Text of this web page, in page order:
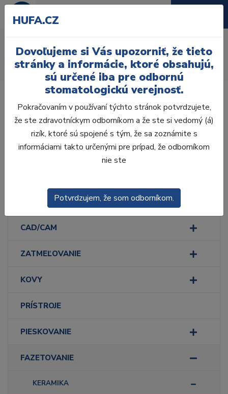
Úvod Laboratórium, Zub. technika
Fazetovanie
Keramika
Vita
Laboratórium, Zub.
technika
VOSKOVÁ MODELÁCIA
CAD/CAM
ZATMEĽOVANIE
KOVY
PRÍSTROJE
PIESKOVANIE
FAZETOVANIE
KERAMIKA
HUFA.CZ
Dovoľujeme si Vás upozorniť, že tieto
stránky a informácie, ktoré obsahujú,
sú určené iba pre odbornú
stomatologickú verejnosť.
Pokračovaním v používaní týchto stránok potvrdzujete,
že ste zdravotníckym odborníkom a že ste si vedomý (á)
rizík, ktoré sú spojené s tým, že sa zoznámite s
informáciami takto určenými pre prípad, že odborníkom
nie ste
Potvrdzujem, že som odborníkom.